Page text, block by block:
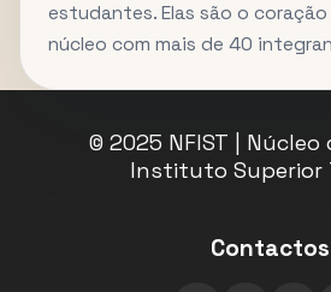
estudantes. Elas são o coração
núcleo com mais de 40
© 2025 NFIST | Núcleo
Instituto Superior
Contactos